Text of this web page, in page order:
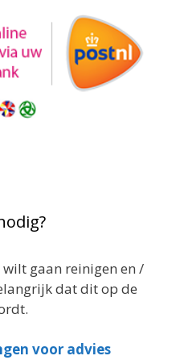
gaan reinigen en /
dat dit op de
voor advies